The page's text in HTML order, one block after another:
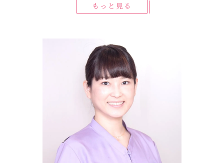
もっと見る